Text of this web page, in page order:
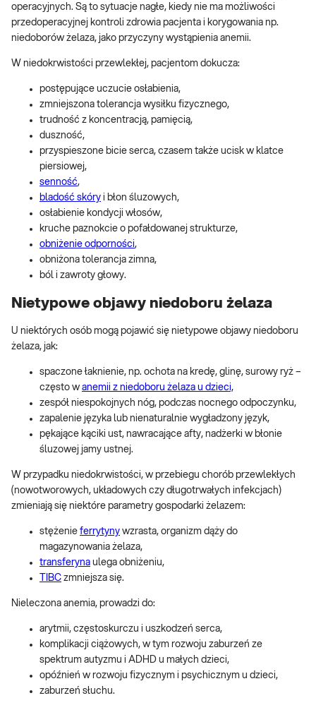
operacyjnych. Są to sytuacje nagłe, kiedy nie ma możliwości
przedoperacyjnej kontroli zdrowia pacjenta i korygowania np.
niedoborów żelaza, jako przyczyny wystąpienia anemii.
W niedokrwistości przewlekłej, pacjentom dokucza:
postępujące uczucie osłabienia,
zmniejszona tolerancja wysiłku fizycznego,
trudność z koncentracją, pamięcią,
duszność,
przyspieszone bicie serca, czasem także ucisk w klatce
piersiowej,
senność,
bladość skóry i błon śluzowych,
osłabienie kondycji włosów,
kruche paznokcie o pofałdowanej strukturze,
obniżenie odporności,
obniżona tolerancja zimna,
ból i zawroty głowy.
Nietypowe objawy niedoboru żelaza
U niektórych osób mogą pojawić się nietypowe objawy niedoboru
żelaza, jak:
spaczone łaknienie, np. ochota na kredę, glinę, surowy ryż –
często w anemii z niedoboru żelaza u dzieci,
zespół niespokojnych nóg, podczas nocnego odpoczynku,
zapalenie języka lub nienaturalnie wygładzony język,
pękające kąciki ust, nawracające afty, nadżerki w błonie
śluzowej jamy ustnej.
W przypadku niedokrwistości, w przebiegu chorób przewlekłych
(nowotworowych, układowych czy długotrwałych infekcjach)
zmieniają się niektóre parametry gospodarki żelazem:
stężenie ferrytyny wzrasta, organizm dąży do
magazynowania żelaza,
transferyna ulega obniżeniu,
TIBC zmniejsza się.
Nieleczona anemia, prowadzi do:
arytmii, częstoskurczu i uszkodzeń serca,
komplikacji ciążowych, w tym rozwoju zaburzeń ze
spektrum autyzmu i ADHD u małych dzieci,
opóźnień w rozwoju fizycznym i psychicznym u dzieci,
zaburzeń słuchu.